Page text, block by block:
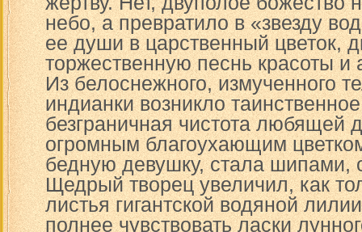
небо, а превратило в «звезду
ее души в царственный цветок,
торжественную песнь красоты и
Из белоснежного, измученного
индианки возникло
безграничная чистота любящей
огромным благоухающим
бедную девушку, стала шипами,
Щедрый творец увеличил, как
листья гигантской водяной
полнее чувствовать ласки